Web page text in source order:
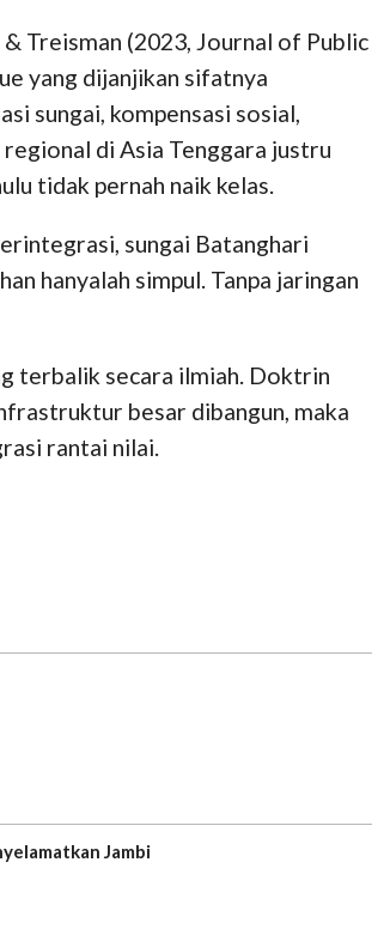
Treisman (2023, Journal of Public
yang dijanjikan sifatnya
sungai, kompensasi sosial,
di Asia Tenggara justru
tidak pernah naik kelas.
sungai Batanghari
hanyalah simpul. Tanpa jaringan
terbalik secara ilmiah. Doktrin
besar dibangun, maka
rantai nilai.
Jambi